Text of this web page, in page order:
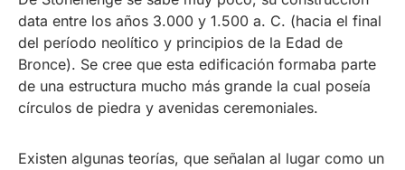
data entre los años 3.000 y 1.500 a. C. (hacia el final
del período neolítico y principios de la Edad de
Bronce). Se cree que esta edificación formaba parte
de una estructura mucho más grande la cual poseía
círculos de piedra y avenidas ceremoniales.
Existen algunas teorías, que señalan al lugar como un